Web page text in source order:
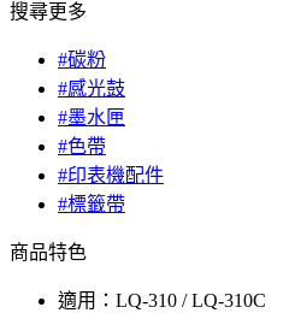
搜尋更多
#碳粉
#感光鼓
#墨水匣
#色帶
#印表機配件
#標籤帶
商品特色
適用：LQ-310 / LQ-310C